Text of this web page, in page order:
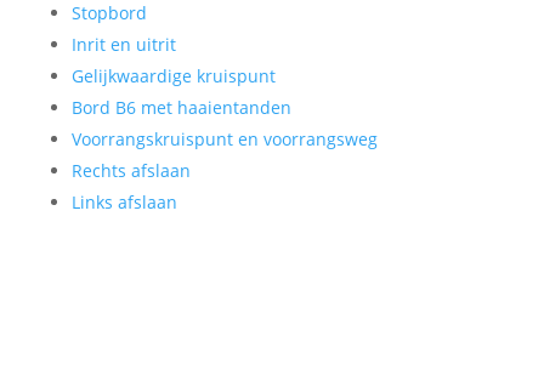
Stopbord
Inrit en uitrit
Gelijkwaardige kruispunt
Bord B6 met haaientanden
Voorrangskruispunt en voorrangsweg
Rechts afslaan
Links afslaan